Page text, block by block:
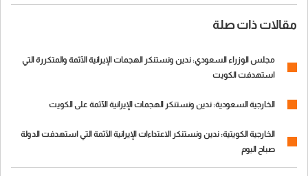
مقالات ذات صلة
مجلس الوزراء السعودي: ندين ونستنكر الهجمات الإيرانية الآثمة والمتكررة التي
استهدفت الكويت
الخارجية السعودية: ندين ونستنكر الهجمات الإيرانية الآثمة على الكويت
الخارجية الكويتية: ندين ونستنكر الاعتداءات الإيرانية الآثمة التي استهدفت الدولة
صباح اليوم